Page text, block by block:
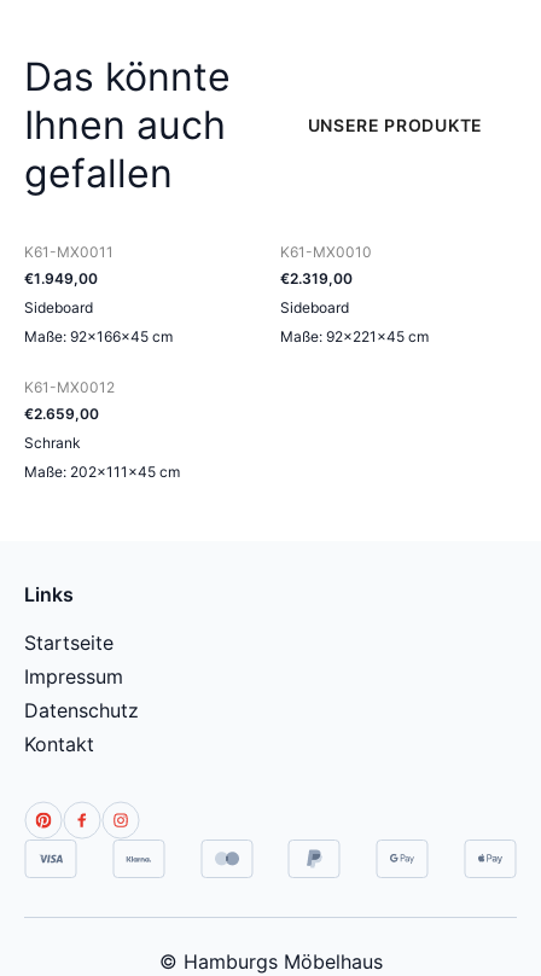
Das könnte
Ihnen auch
gefallen
UNSERE PRODUKTE
K61-MX0011
€1.949,00
Sideboard
Maße: 92×166×45 cm
K61-MX0010
€2.319,00
Sideboard
Maße: 92×221×45 cm
K61-MX0012
€2.659,00
Schrank
Maße: 202×111×45 cm
Links
Startseite
Impressum
Datenschutz
Kontakt
© Hamburgs Möbelhaus